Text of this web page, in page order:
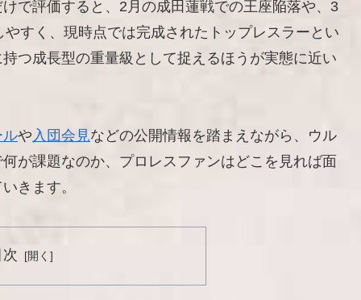
で評価すると、2月の成田蓮戦での王座陥落や、3
すく、現時点では完成されたトップレスラーとい
つ成長型の重量級として捉えるほうが実態に近い
ルや入団会見などの公開情報を踏まえながら、ウル
が課題なのか、プロレスファンはどこを見れば面
きます。